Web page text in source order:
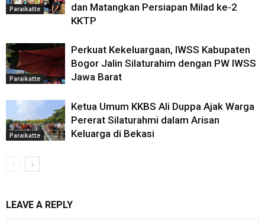
Paraikatte
dan Matangkan Persiapan Milad ke-2
KKTP
Paraikatte
Perkuat Kekeluargaan, IWSS Kabupaten
Bogor Jalin Silaturahim dengan PW IWSS
Jawa Barat
Paraikatte
Ketua Umum KKBS Ali Duppa Ajak Warga
Pererat Silaturahmi dalam Arisan
Keluarga di Bekasi
LEAVE A REPLY